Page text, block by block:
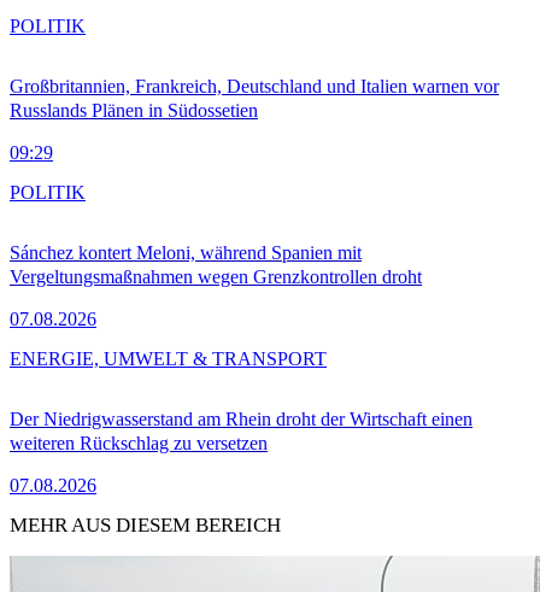
Großbritannien, Frankreich, Deutschland und Italien warnen vor
Russlands Plänen in Südossetien
09:29
POLITIK
Sánchez kontert Meloni, während Spanien mit
Vergeltungsmaßnahmen wegen Grenzkontrollen droht
07.08.2026
POLITIK
Der Niedrigwasserstand am Rhein droht der Wirtschaft einen
weiteren Rückschlag zu versetzen
07.08.2026
ENERGIE, UMWELT & TRANSPORT
MEHR AUS DIESEM BEREICH